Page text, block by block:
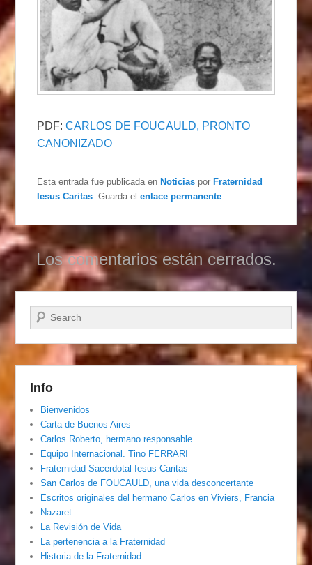
PDF:CARLOS DE FOUCAULD, PRONTO
CANONIZADO
Esta entrada fue publicada en Noticias por Fraternidad
Iesus Caritas. Guarda elenlace permanente.
Los comentarios están cerrados.
Buscar
Info
Bienvenidos
Carta de Buenos Aires
Carlos Roberto, hermano responsable
Equipo Internacional. Tino FERRARI
Fraternidad Sacerdotal Iesus Caritas
San Carlos de FOUCAULD, una vida desconcertante
Escritos originales del hermano Carlos en Viviers, Francia
Nazaret
La Revisión de Vida
La pertenencia a la Fraternidad
Historia de la Fraternidad